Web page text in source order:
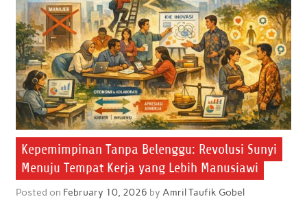
Kepemimpinan Tanpa Belenggu: Revolusi Sunyi
Menuju Tempat Kerja yang Lebih Manusiawi
Posted on February 10, 2026 by Amril Taufik Gobel